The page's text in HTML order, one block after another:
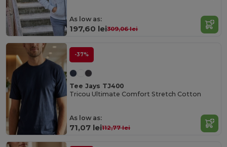
As low as:
197,60 lei309,06 lei
-37%
Tee Jays TJ400
Tricou Ultimate Comfort Stretch Cotton
As low as:
71,07 lei112,77 lei